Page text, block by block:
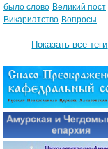
было слово Великий пост
Викариатство Вопросы
Показать все теги